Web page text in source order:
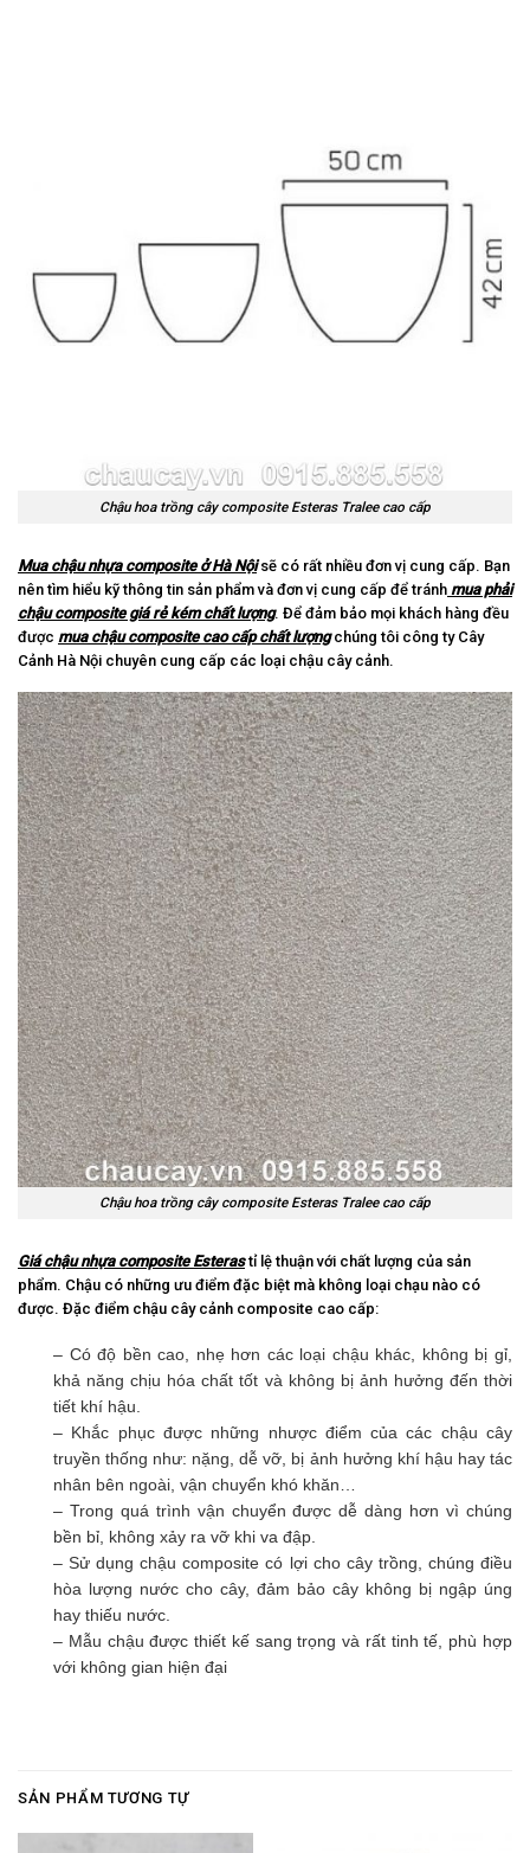
Chậu hoa trồng cây composite Esteras Tralee cao cấp
Mua chậu nhựa composite ở Hà Nộisẽ có rất nhiều đơn vị cung cấp. Bạn
nên tìm hiểu kỹ thông tin sản phẩm và đơn vị cung cấp để tránh mua phải
chậu composite giá rẻ kém chất lượng. Để đảm bảo mọi khách hàng đều
được mua chậu composite cao cấp chất lượngchúng tôi công ty Cây
Cảnh Hà Nội chuyên cung cấp các loại chậu cây cảnh.
Chậu hoa trồng cây composite Esteras Tralee cao cấp
Giá chậu nhựa composite Esterastỉ lệ thuận với chất lượng của sản
phẩm. Chậu có những ưu điểm đặc biệt mà không loại chạu nào có
được. Đặc điểm chậu cây cảnh composite cao cấp:
– Có độ bền cao, nhẹ hơn các loại chậu khác, không bị gỉ,
khả năng chịu hóa chất tốt và không bị ảnh hưởng đến thời
tiết khí hậu.
– Khắc phục được những nhược điểm của các chậu cây
truyền thống như: nặng, dễ vỡ, bị ảnh hưởng khí hậu hay tác
nhân bên ngoài, vận chuyển khó khăn…
– Trong quá trình vận chuyển được dễ dàng hơn vì chúng
bền bỉ, không xảy ra vỡ khi va đập.
– Sử dụng chậu composite có lợi cho cây trồng, chúng điều
hòa lượng nước cho cây, đảm bảo cây không bị ngập úng
hay thiếu nước.
– Mẫu chậu được thiết kế sang trọng và rất tinh tế, phù hợp
với không gian hiện đại
SẢN PHẨM TƯƠNG TỰ